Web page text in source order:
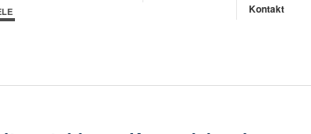
Kontakt